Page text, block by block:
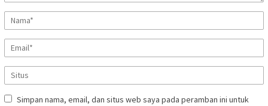
Simpan nama, email, dan situs web saya pada peramban ini untuk